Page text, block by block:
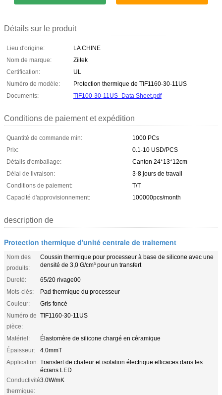
Détails sur le produit
Lieu d'origine:
LA CHINE
Nom de marque:
Ziitek
Certification:
UL
Numéro de modèle:
Protection thermique de TIF1160-30-11US
Documents:
TIF100-30-11US_Data Sheet.pdf
Conditions de paiement et expédition
Quantité de commande min:
1000 PCs
Prix:
0.1-10 USD/PCS
Détails d'emballage:
Canton 24*13*12cm
Délai de livraison:
3-8 jours de travail
Conditions de paiement:
T/T
Capacité d'approvisionnement:
100000pcs/month
description de
Protection thermique d'unité centrale de traitement
Nom des
produits:
Coussin thermique pour processeur à base de silicone avec une
densité de 3,0 G/cm³ pour un transfert
Dureté:
65/20 rivage00
Mots-clés:
Pad thermique du processeur
Couleur:
Gris foncé
Numéro de
pièce:
TIF1160-30-11US
Matériel:
Élastomère de silicone chargé en céramique
Épaisseur:
4.0mmT
Application: Transfert de chaleur et isolation électrique efficaces dans les
écrans LED
Conductivité
thermique:
3.0W/mK